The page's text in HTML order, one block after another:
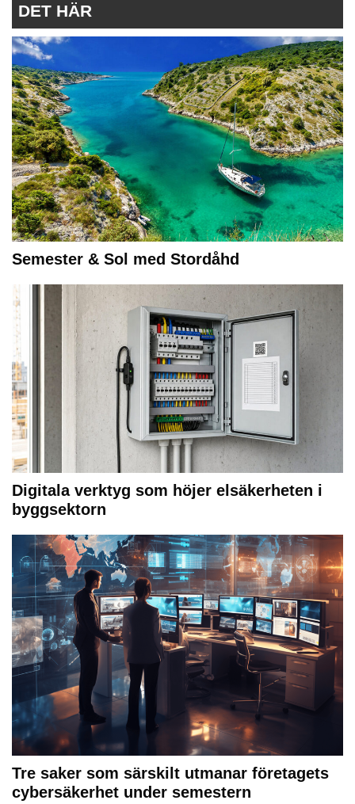
DET HÄR
Semester & Sol med Stordåhd
Digitala verktyg som höjer elsäkerheten i
byggsektorn
Tre saker som särskilt utmanar företagets
cybersäkerhet under semestern